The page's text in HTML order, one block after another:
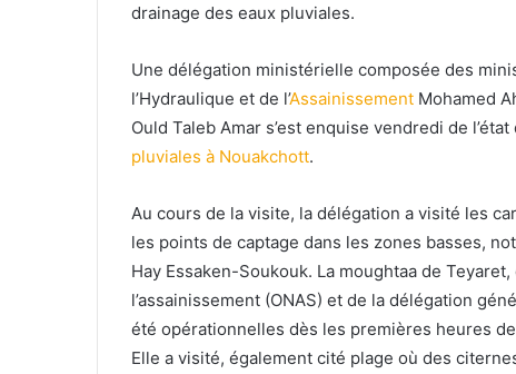
drainage des eaux pluviales.
Une délégation ministérielle composée des
l’Hydraulique et de l’Assainissement Mohamed
Ould Taleb Amar s’est enquise vendredi de
pluviales à Nouakchott.
Au cours de la visite, la délégation a visité les
les points de captage dans les zones basses,
Hay Essaken-Soukouk. La moughtaa de
l’assainissement (ONAS) et de la délégation
été opérationnelles dès les premières heures
Elle a visité, également cité plage où des